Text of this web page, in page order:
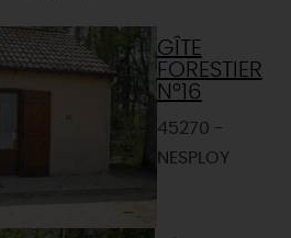
GÎTE
FORESTIER
N°16
45270 -
NESPLOY